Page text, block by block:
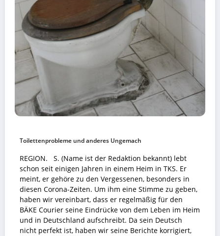
Toilettenprobleme und anderes Ungemach
REGION. S. (Name ist der Redaktion bekannt) lebt
schon seit einigen Jahren in einem Heim in TKS. Er
meint, er gehöre zu den Vergessenen, besonders in
diesen Corona-Zeiten. Um ihm eine Stimme zu geben,
haben wir vereinbart, dass er regelmäßig für den
BÄKE Courier seine Eindrücke von dem Leben im Heim
und in Deutschland aufschreibt. Da sein Deutsch
nicht perfekt ist, haben wir seine Berichte korrigiert,